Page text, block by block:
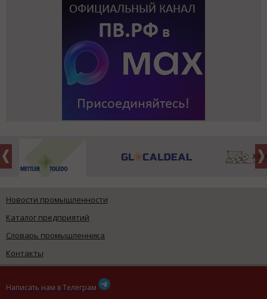
Новости промышленности
Каталог предприятий
Словарь промышленника
Контакты
Написать нам в Телеграм